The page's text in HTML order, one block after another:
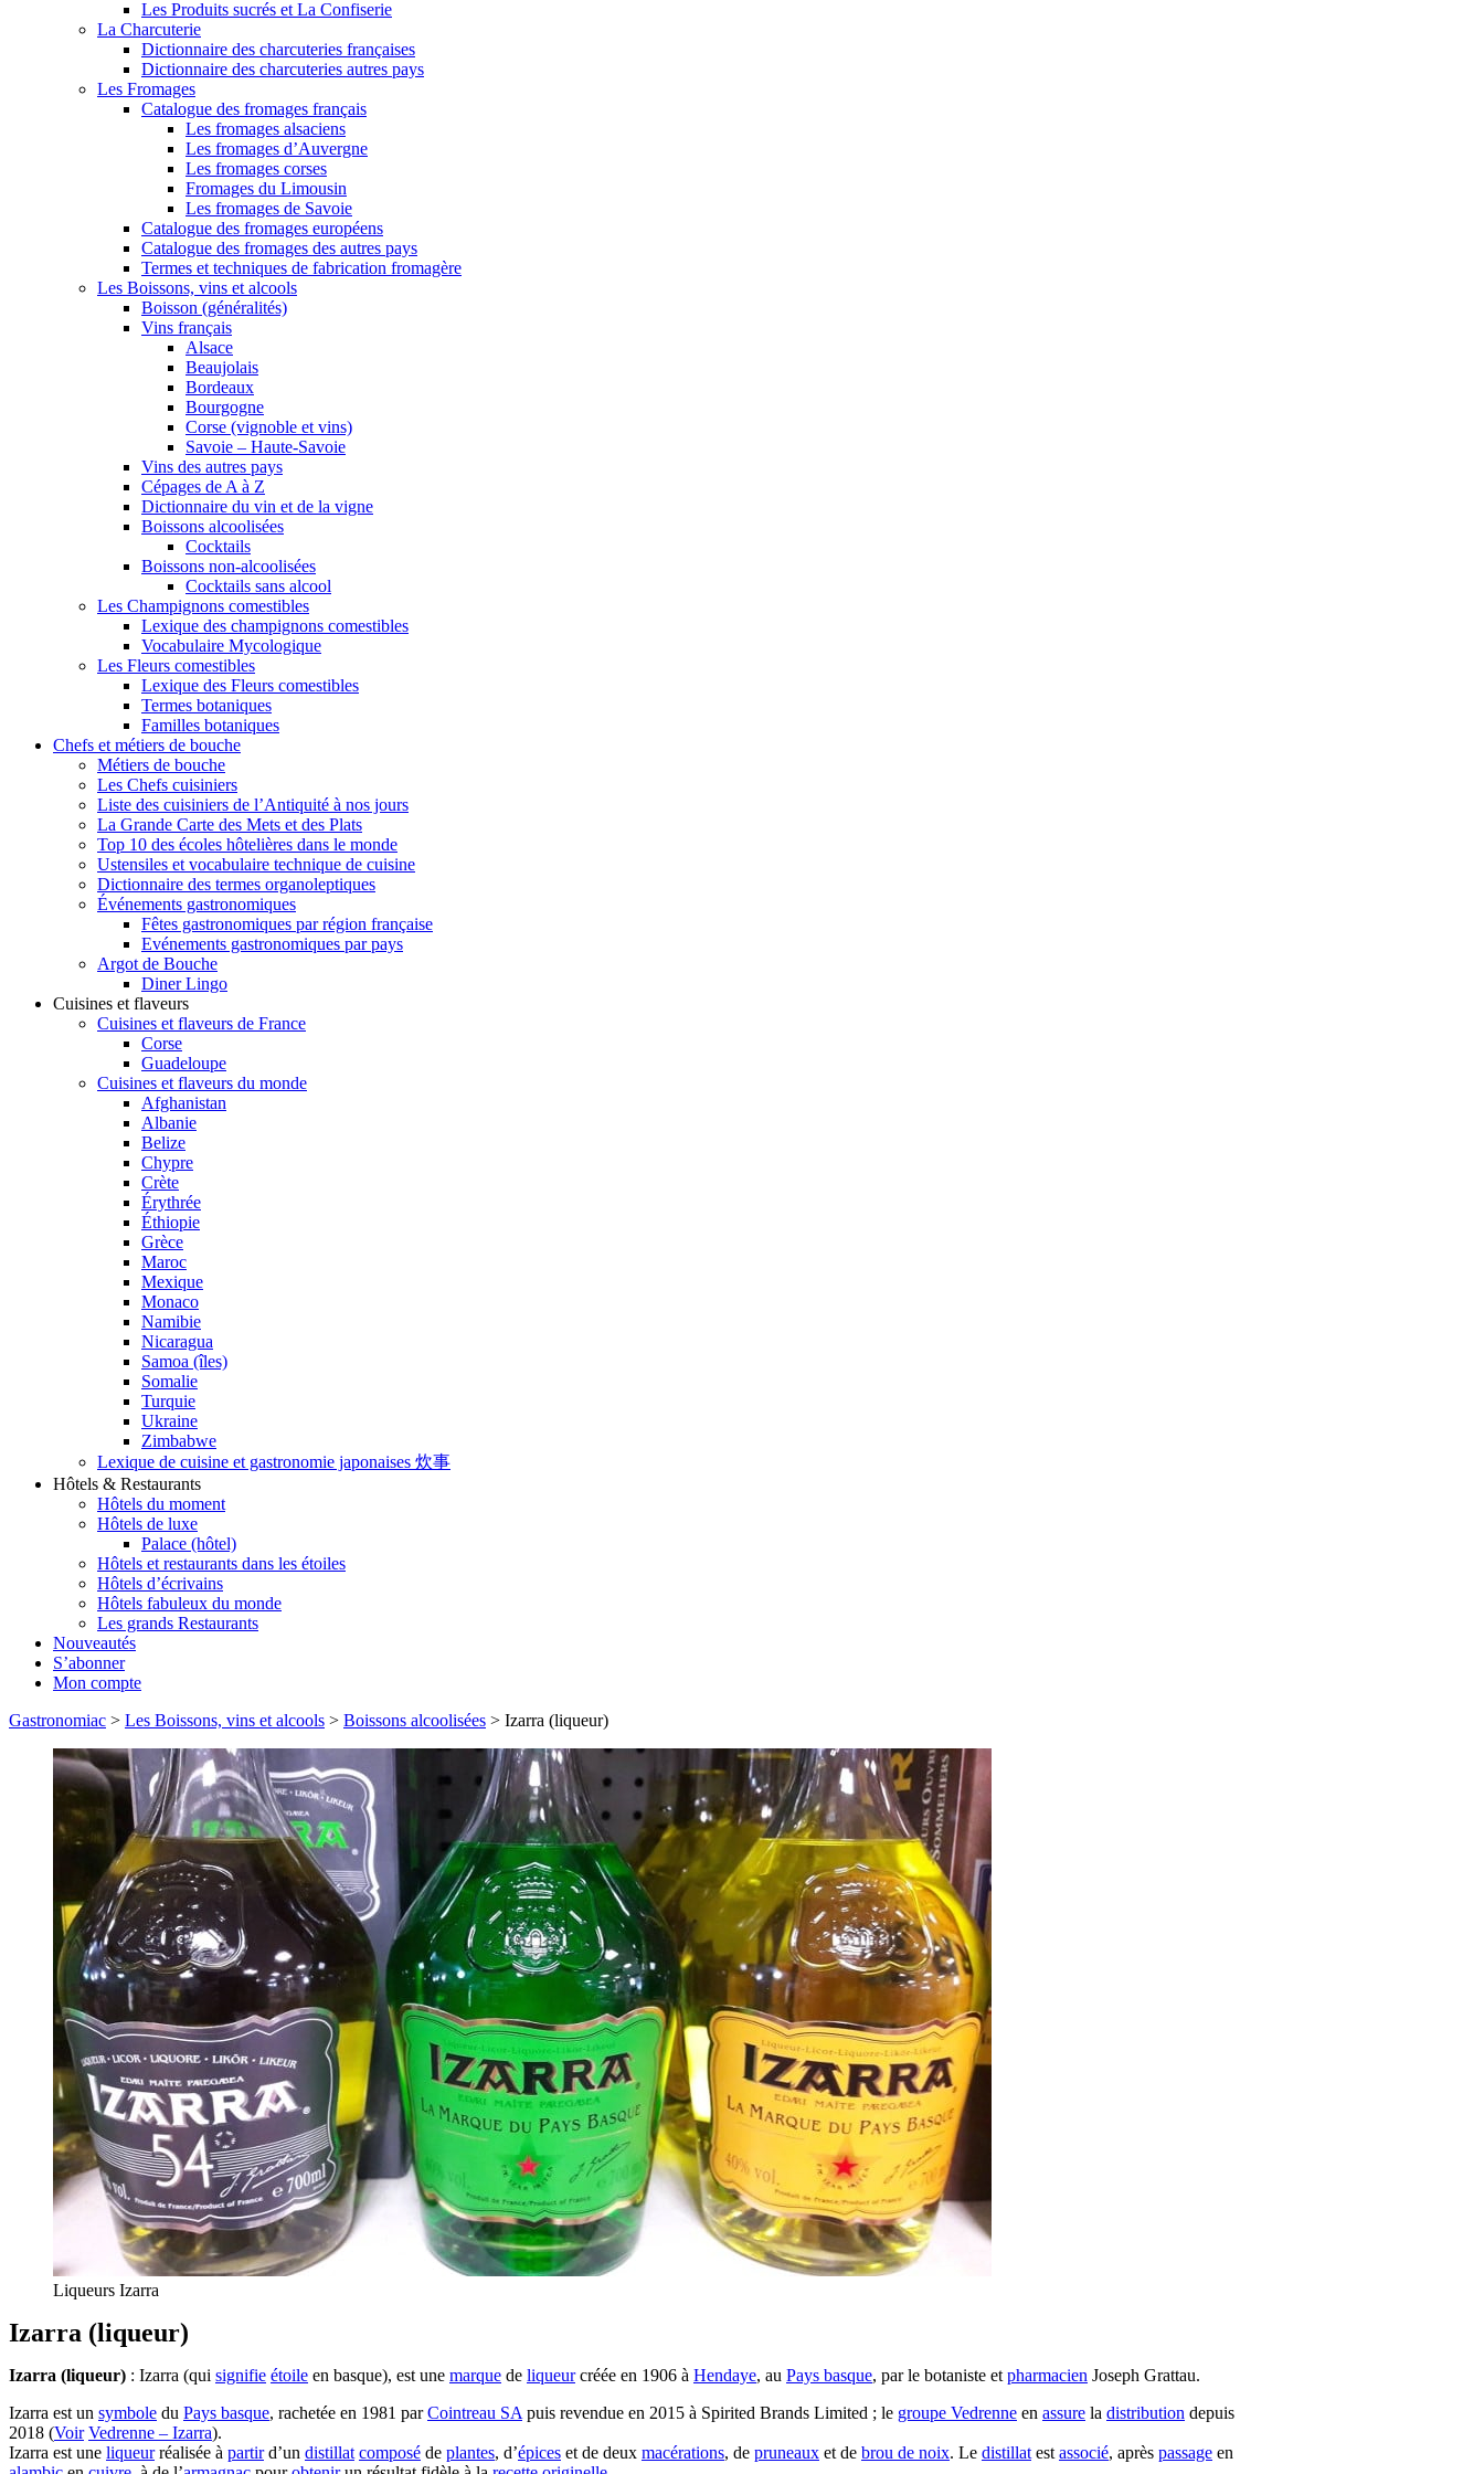
Les Produits sucrés et La Confiserie
La Charcuterie
Dictionnaire des charcuteries françaises
Dictionnaire des charcuteries autres pays
Les Fromages
Catalogue des fromages français
Les fromages alsaciens
Les fromages d’Auvergne
Les fromages corses
Fromages du Limousin
Les fromages de Savoie
Catalogue des fromages européens
Catalogue des fromages des autres pays
Termes et techniques de fabrication fromagère
Les Boissons, vins et alcools
Boisson (généralités)
Vins français
Alsace
Beaujolais
Bordeaux
Bourgogne
Corse (vignoble et vins)
Savoie – Haute-Savoie
Vins des autres pays
Cépages de A à Z
Dictionnaire du vin et de la vigne
Boissons alcoolisées
Cocktails
Boissons non-alcoolisées
Cocktails sans alcool
Les Champignons comestibles
Lexique des champignons comestibles
Vocabulaire Mycologique
Les Fleurs comestibles
Lexique des Fleurs comestibles
Termes botaniques
Familles botaniques
Chefs et métiers de bouche
Métiers de bouche
Les Chefs cuisiniers
Liste des cuisiniers de l’Antiquité à nos jours
La Grande Carte des Mets et des Plats
Top 10 des écoles hôtelières dans le monde
Ustensiles et vocabulaire technique de cuisine
Dictionnaire des termes organoleptiques
Événements gastronomiques
Fêtes gastronomiques par région française
Evénements gastronomiques par pays
Argot de Bouche
Diner Lingo
Cuisines et flaveurs
Cuisines et flaveurs de France
Corse
Guadeloupe
Cuisines et flaveurs du monde
Afghanistan
Albanie
Belize
Chypre
Crète
Érythrée
Éthiopie
Grèce
Maroc
Mexique
Monaco
Namibie
Nicaragua
Samoa (îles)
Somalie
Turquie
Ukraine
Zimbabwe
Lexique de cuisine et gastronomie japonaises 炊事
Hôtels & Restaurants
Hôtels du moment
Hôtels de luxe
Palace (hôtel)
Hôtels et restaurants dans les étoiles
Hôtels d’écrivains
Hôtels fabuleux du monde
Les grands Restaurants
Nouveautés
S’abonner
Mon compte
Gastronomiac > Les Boissons, vins et alcools > Boissons alcoolisées > Izarra (liqueur)
Liqueurs Izarra
Izarra (liqueur)
Izarra (liqueur) : Izarra (qui signifie étoile en basque), est une marque de liqueurcréée en 1906 à Hendaye, au Pays basque, par le botaniste et pharmacien Joseph Grattau.
Izarra est un symbole du Pays basque, rachetée en 1981 parCointreau SA puis revendue en 2015 à Spirited Brands Limited ; le groupe Vedrenne en assure la distribution depuis
2018 (Voir Vedrenne – Izarra).
Izarra est une liqueurréalisée à partird’un distillat composé de plantes, d’épices et de deux macérations, de pruneaux et de brou de noix. Le distillat est associé, après passage en